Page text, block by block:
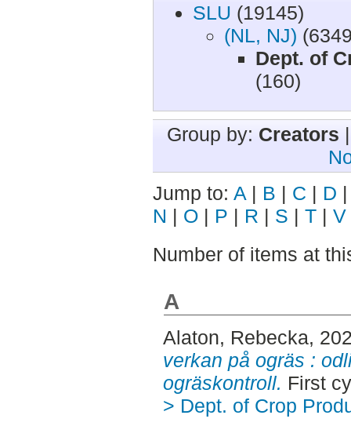
SLU (19145)
(NL, NJ)
Dept. of
(160)
Group by: Creators
Jump to: A | B | C | D
N | O | P | R | S | T | V
Number of items at
A
Alaton, Rebecka,
verkan på ogräs :
ogräskontroll. First
> Dept. of Crop